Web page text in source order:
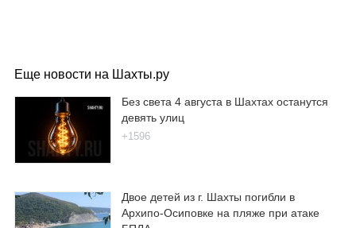
Еще новости на Шахты.ру
Без света 4 августа в Шахтах останутся
девять улиц
+1596
Двое детей из г. Шахты погибли в
Архипо-Осиповке на пляже при атаке